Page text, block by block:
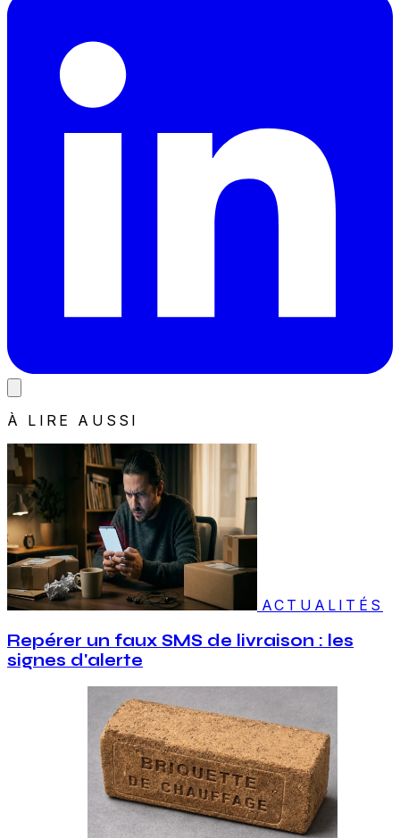
À LIRE AUSSI
ACTUALITÉS
Repérer un faux SMS de livraison : les
signes d'alerte